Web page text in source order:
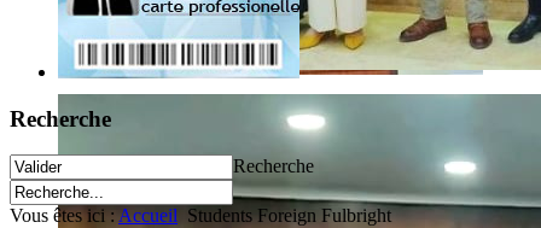
Recherche
Recherche
Vous êtes ici :Accueil Students Foreign Fulbright